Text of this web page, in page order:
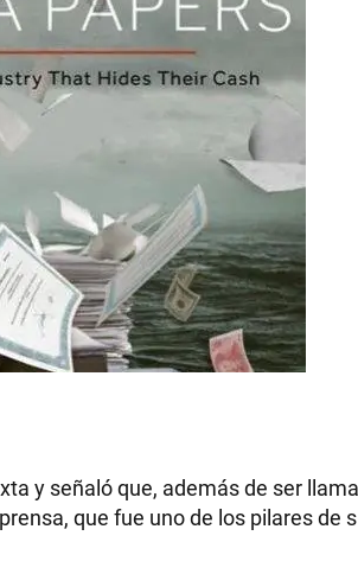
y señaló que, además de ser
que fue uno de los pilares de